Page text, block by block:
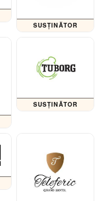
SUSȚINĂTOR
SUSȚINĂTOR